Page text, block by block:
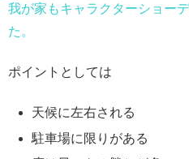
我が家もキャラクターショー
た。
ポイントとしては
天候に左右される
駐車場に限りがある